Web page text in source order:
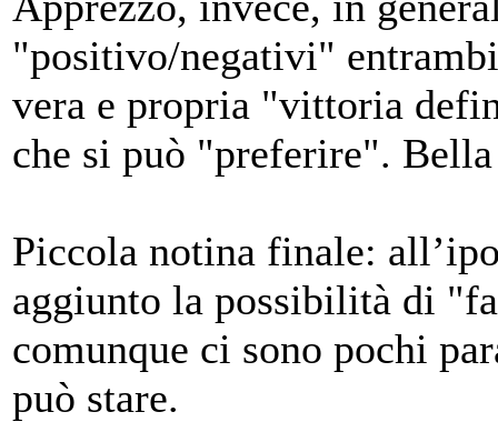
"positivo/negativi"
vera e propria "vittoria
che si può "preferire".
Piccola notina finale:
aggiunto la possibilità di
comunque ci sono pochi
può stare.